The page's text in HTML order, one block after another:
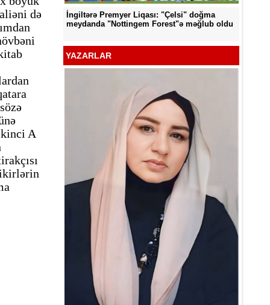
də
A
edildi
İngiltərə Premyer Liqası: "Çelsi" doğma
meydanda "Nottingem Forest"ə məğlub oldu
YAZARLAR